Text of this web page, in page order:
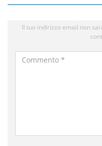
Il tuo indirizzo email non
Commento